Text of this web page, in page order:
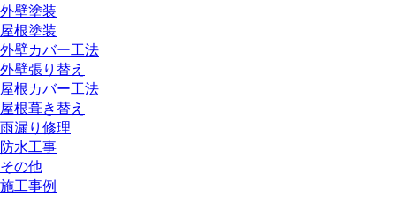
外壁塗装
屋根塗装
外壁カバー工法
外壁張り替え
屋根カバー工法
屋根葺き替え
雨漏り修理
防水工事
その他
施工事例